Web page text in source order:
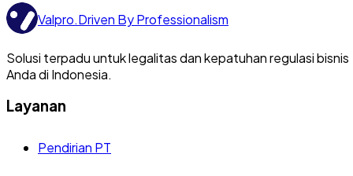
Valpro.Driven By Professionalism
Solusi terpadu untuk legalitas dan kepatuhan regulasi bisnis
Anda di Indonesia.
Layanan
Pendirian PT